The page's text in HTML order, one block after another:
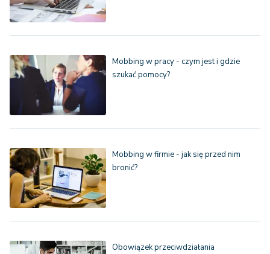
Mobbing w pracy - czym jest i gdzie
szukać pomocy?
Mobbing w firmie - jak się przed nim
bronić?
Obowiązek przeciwdziałania